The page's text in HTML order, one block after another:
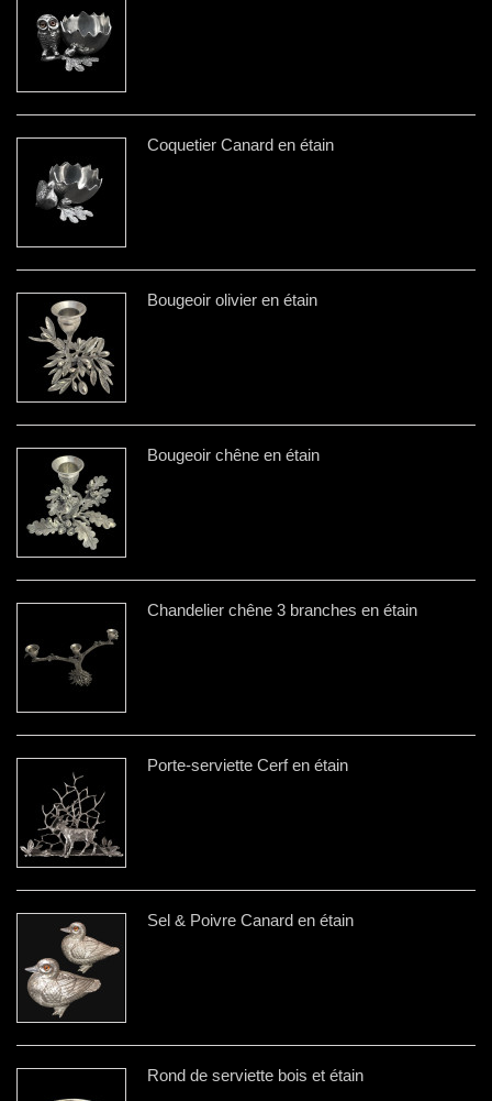
Coquetier Canard en étain
Bougeoir olivier en étain
Bougeoir chêne en étain
Chandelier chêne 3 branches en étain
Porte-serviette Cerf en étain
Sel & Poivre Canard en étain
Rond de serviette bois et étain